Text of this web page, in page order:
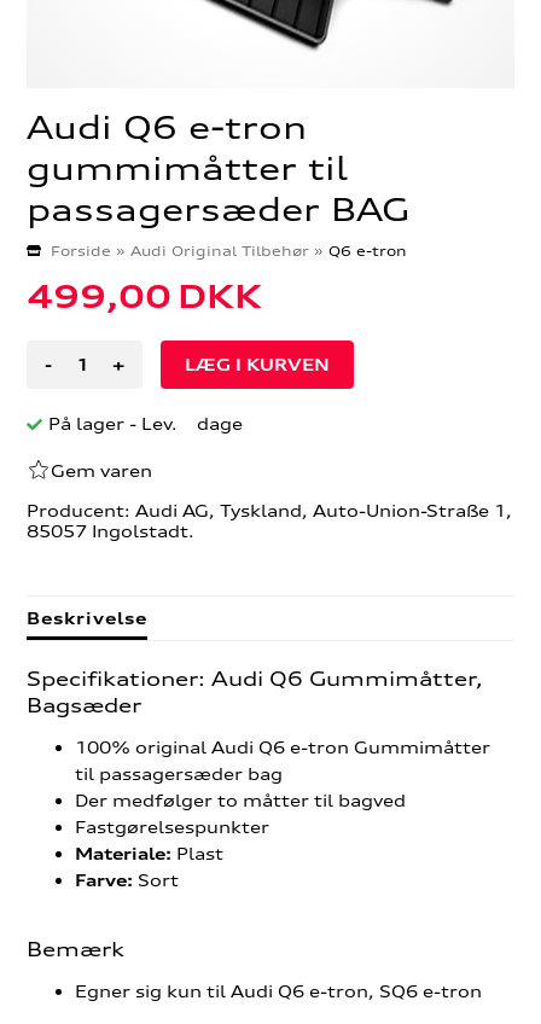
Audi Q6 e-tron
gummimåtter til
passagersæder BAG
Forside »Audi Original Tilbehør »Q6 e-tron
499,00 DKK
- +
På lager- Lev. dage
Gem varen
Producent: Audi AG, Tyskland, Auto-Union-Straße 1,
85057 Ingolstadt.
Beskrivelse
Specifikationer: Audi Q6 Gummimåtter,
Bagsæder
100% original Audi Q6 e-tron Gummimåtter
til passagersæder bag
Der medfølger to måtter til bagved
Fastgørelsespunkter
Materiale: Plast
Farve: Sort
Bemærk
Egner sig kun til Audi Q6 e-tron, SQ6 e-tron